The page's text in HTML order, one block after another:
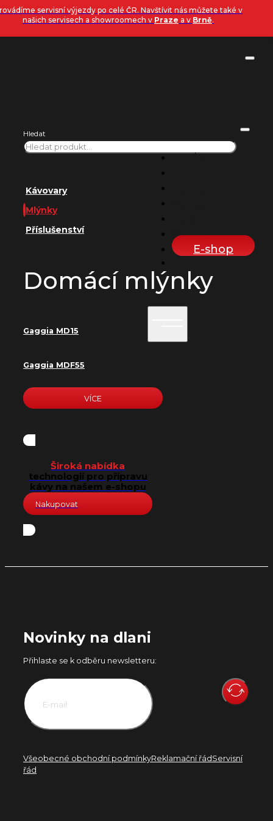
Přeskočit na hlavní obsah Přeskočit na zápatí
servisní výjezdy po celé ČR. Navštívit nás můžete také v
našich servisech a showroomech v Praze a v Brně.
O nás
Kariéra
E-shop
Hledat
Kávovary
Mlýnky
Příslušenství
Domácí mlýnky
Gaggia MD15
Gaggia MDF55
VÍCE
Široká nabídka
technologií pro přípravu
kávy na našem e-shopu
Nakupovat
Novinky na dlani
Přihlaste se k odběru newsletteru:
Všeobecné obchodní podmínkyReklamační řád Servisní
řád